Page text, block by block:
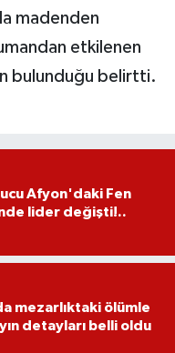
madenden
etkilenen
bulunduğu belirtti.
Afyon'daki Fen
lider değişti!..
mezarlıktaki ölümle
detayları belli oldu